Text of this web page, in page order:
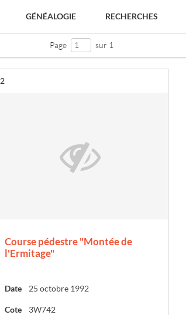
GÉNÉALOGIE RECHERCHES
Page sur 1
Résultat n°
2
Course pédestre "Montée de
l'Ermitage"
Date 25 octobre 1992
Cote 3W742